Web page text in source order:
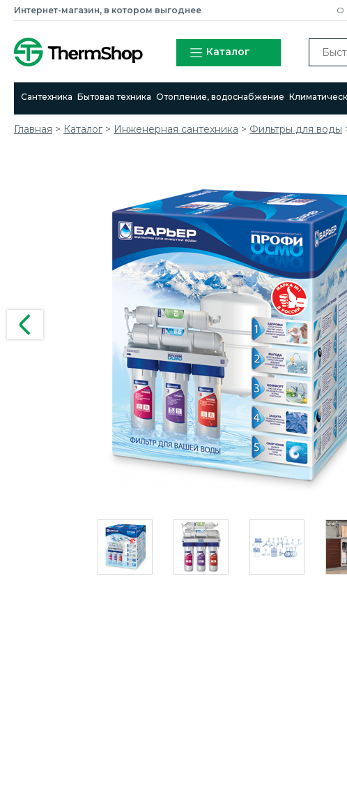
Интернет-магазин, в котором выгоднее О
Каталог
Сантехника Бытовая техника Отопление, водоснабжение
Главная > Каталог > Инженерная сантехника > Фильтры для воды